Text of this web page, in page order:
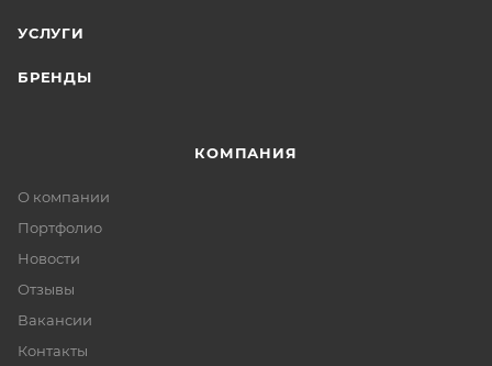
УСЛУГИ
БРЕНДЫ
КОМПАНИЯ
О компании
Портфолио
Новости
Отзывы
Вакансии
Контакты